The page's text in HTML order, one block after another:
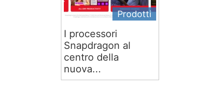
Prodotti
I processori
Snapdragon al
centro della
nuova...